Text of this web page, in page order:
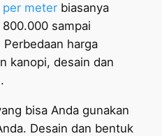
per meter biasanya
sampai
harga
kanopi, desain dan
bisa Anda gunakan
Desain dan bentuk